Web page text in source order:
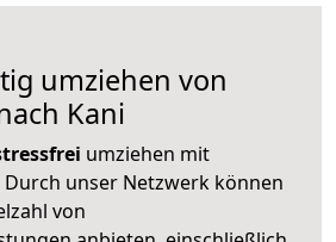
umziehen von
Kani
umziehen mit
Durch unser Netzwerk können
von